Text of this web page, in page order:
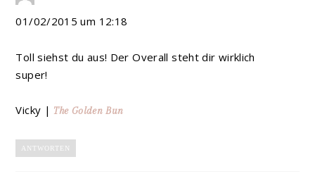
01/02/2015 um 12:18
Toll siehst du aus! Der Overall steht dir wirklich
super!
Vicky | The Golden Bun
ANTWORTEN